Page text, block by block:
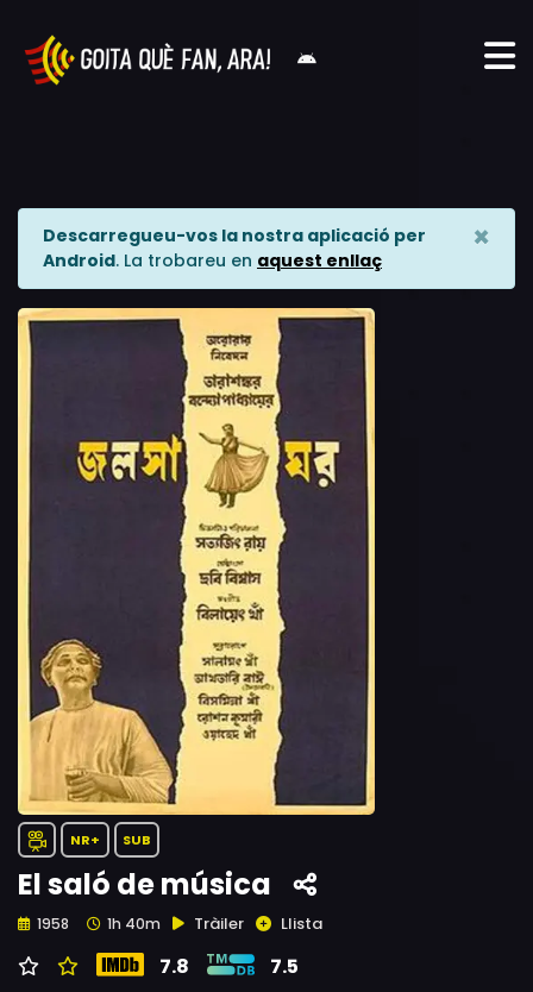
Descarregueu-vos la nostra aplicació per
Android. La trobareu en aquest enllaç
×
NR+ SUB
El saló de música
1958 1h 40m Tràiler Llista
7.8 7.5